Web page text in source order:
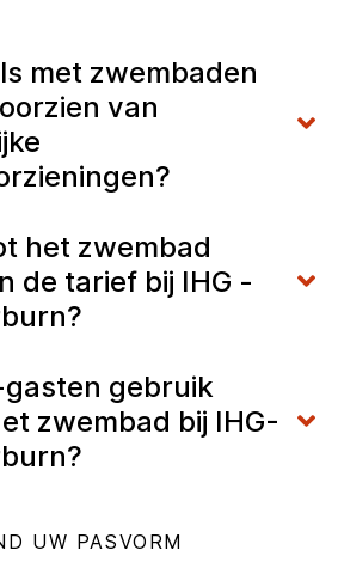
met zwembaden
van
het zwembad
de tarief bij IHG -
gebruik
zwembad bij IHG-
UW PASVORM